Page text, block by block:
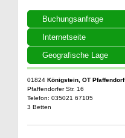
Buchungsanfrage
Internetseite
Geografische Lage
01824 Königstein, OT Pfaffendorf
Pfaffendorfer Str. 16
Telefon: 035021 67105
3 Betten